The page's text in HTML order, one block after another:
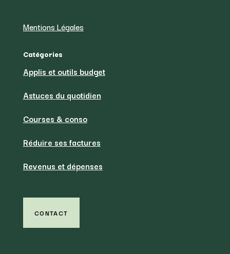
Mentions Légales
Catégories
Applis et outils budget
Astuces du quotidien
Courses & conso
Réduire ses factures
Revenus et dépenses
CONTACT